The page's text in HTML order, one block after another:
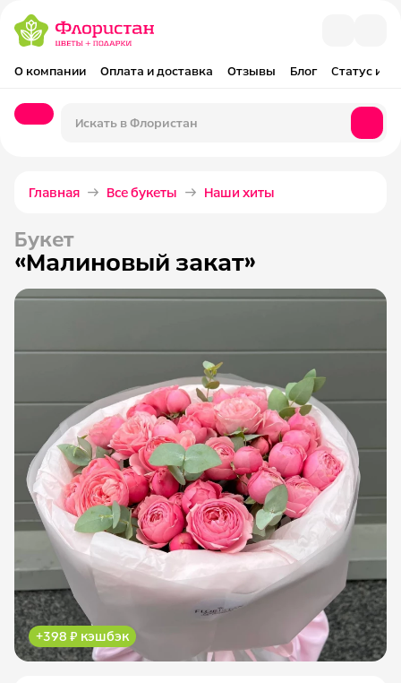
О компании Оплата и доставка Отзывы Блог Статус и
Главная Все букеты Наши хиты
Букет
«Малиновый закат»
+398 ₽ кэшбэк